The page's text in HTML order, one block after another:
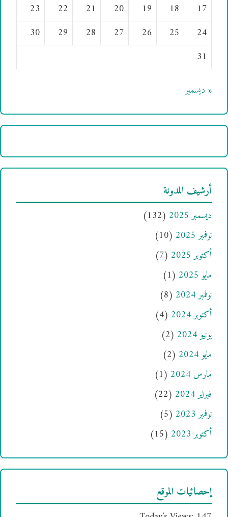
17
18
19
20
21
22
23
24
25
26
27
28
29
30
31
« ديسمبر
أرشيف المدونة
ديسمبر 2025
(132)
نوفمبر 2025
(10)
أكتوبر 2025
(7)
مايو 2025
(1)
نوفمبر 2024
(8)
أكتوبر 2024
(4)
يونيو 2024
(2)
مايو 2024
(2)
مارس 2024
(1)
فبراير 2024
(22)
نوفمبر 2023
(5)
أكتوبر 2023
(15)
إحصائيات الموقع